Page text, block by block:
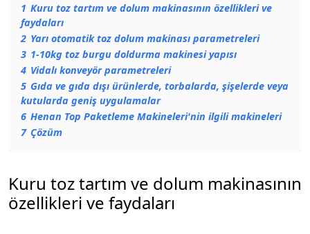
1 Kuru toz tartım ve dolum makinasının özellikleri ve
faydaları
2 Yarı otomatik toz dolum makinası parametreleri
3 1-10kg toz burgu doldurma makinesi yapısı
4 Vidalı konveyör parametreleri
5 Gıda ve gıda dışı ürünlerde, torbalarda, şişelerde veya
kutularda geniş uygulamalar
6 Henan Top Paketleme Makineleri'nin ilgili makineleri
7 Çözüm
Kuru toz tartım ve dolum makinasının
özellikleri ve faydaları